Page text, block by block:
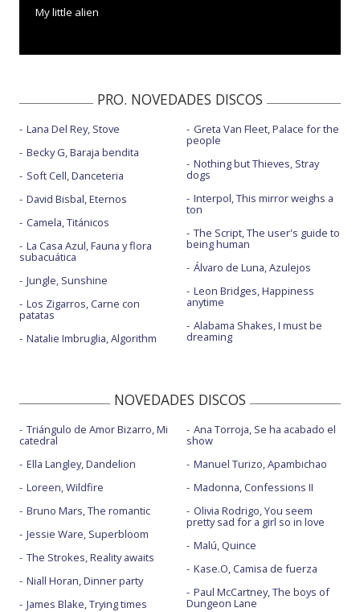
My little alien
PRO. NOVEDADES DISCOS
Lana Del Rey, Stove
Becky G, Baraja bendita
Soft Cell, Danceteria
David Bisbal, Eternos
Camela, Titánicos
La Casa Azul, Fauna y flora
subacuática
Jungle, Sunshine
Los Zigarros, Carne con
patatas
Natalie Imbruglia, Algorithm
Greta Van Fleet, Palace for the
people
Nothing but Thieves, Stray
dogs
Interpol, This mirror weighs a
ton
The Script, The user's guide to
being human
Álvaro de Luna, Azulejos
Leon Bridges, Happiness
anytime
Alabama Shakes, I must be
dreaming
NOVEDADES DISCOS
Triángulo de Amor Bizarro, Mi
catedral
Ella Langley, Dandelion
Loreen, Wildfire
Bruno Mars, The romantic
Jessie Ware, Superbloom
The Strokes, Reality awaits
Niall Horan, Dinner party
James Blake, Trying times
Ana Torroja, Se ha acabado el
show
Manuel Turizo, Apambichao
Madonna, Confessions II
Olivia Rodrigo, You seem
pretty sad for a girl so in love
Malú, Quince
Kase.O, Camisa de fuerza
Paul McCartney, The boys of
Dungeon Lane